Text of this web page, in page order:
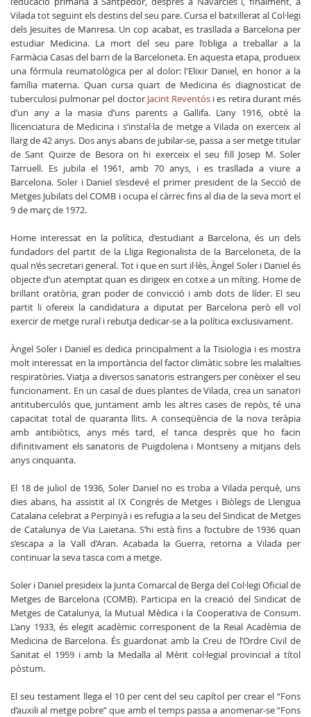
Vilada tot seguint els destins del seu pare. Cursa el batxillerat al Col·legi
dels Jesuïtes de Manresa. Un cop acabat, es trasllada a Barcelona per
estudiar Medicina. La mort del seu pare l’obliga a treballar a la
Farmàcia Casas del barri de la Barceloneta. En aquesta etapa, produeix
una fórmula reumatològica per al dolor: l'Elixir Daniel, en honor a la
família materna. Quan cursa quart de Medicina és diagnosticat de
tuberculosi pulmonar pel doctor Jacint Reventós i es retira durant més
d’un any a la masia d’uns parents a Gallifa. L’any 1916, obté la
llicenciatura de Medicina i s’instal·la de metge a Vilada on exerceix al
llarg de 42 anys. Dos anys abans de jubilar-se, passa a ser metge titular
de Sant Quirze de Besora on hi exerceix el seu fill Josep M. Soler
Tarruell. Es jubila el 1961, amb 70 anys, i es trasllada a viure a
Barcelona. Soler i Daniel s’esdevé el primer president de la Secció de
Metges Jubilats del COMB i ocupa el càrrec fins al dia de la seva mort el
9 de març de 1972.
Home interessat en la política, d’estudiant a Barcelona, és un dels
fundadors del partit de la Lliga Regionalista de la Barceloneta, de la
qual n’és secretari general. Tot i que en surt il·lès, Àngel Soler i Daniel és
objecte d’un atemptat quan es dirigeix en cotxe a un míting. Home de
brillant oratòria, gran poder de convicció i amb dots de líder. El seu
partit li ofereix la candidatura a diputat per Barcelona però ell vol
exercir de metge rural i rebutja dedicar-se a la política exclusivament.
Àngel Soler i Daniel es dedica principalment a la Tisiologia i es mostra
molt interessat en la importància del factor climàtic sobre les malalties
respiratòries. Viatja a diversos sanatoris estrangers per conèixer el seu
funcionament. En un casal de dues plantes de Vilada, crea un sanatori
antituberculós que, juntament amb les altres cases de repòs, té una
capacitat total de quaranta llits. A conseqüència de la nova teràpia
amb antibiòtics, anys més tard, el tanca desprès que ho facin
difinitivament els sanatoris de Puigdolena i Montseny a mitjans dels
anys cinquanta.
El 18 de juliol de 1936, Soler Daniel no es troba a Vilada perquè, uns
dies abans, ha assistit al IX Congrés de Metges i Biòlegs de Llengua
Catalana celebrat a Perpinyà i es refugia a la seu del Sindicat de Metges
de Catalunya de Via Laietana. S’hi està fins a l’octubre de 1936 quan
s’escapa a la Vall d’Aran. Acabada la Guerra, retorna a Vilada per
continuar la seva tasca com a metge.
Soler i Daniel presideix la Junta Comarcal de Berga del Col·legi Oficial de
Metges de Barcelona (COMB). Participa en la creació del Sindicat de
Metges de Catalunya, la Mutual Mèdica i la Cooperativa de Consum.
L’any 1933, és elegit acadèmic corresponent de la Reial Acadèmia de
Medicina de Barcelona. És guardonat amb la Creu de l’Ordre Civil de
Sanitat el 1959 i amb la Medalla al Mèrit col·legial provincial a títol
pòstum.
El seu testament llega el 10 per cent del seu capítol per crear el “Fons
d’auxili al metge pobre” que amb el temps passa a anomenar-se “Fons